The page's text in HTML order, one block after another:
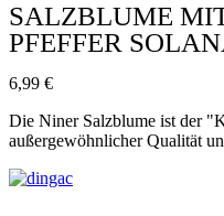
SALZBLUME
PFEFFER
6,99 €
Die Niner Salzblume ist der
außergewöhnlicher Qualität